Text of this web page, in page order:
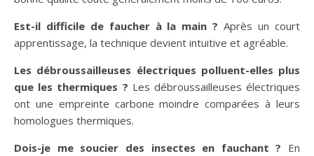
Est-il difficile de faucher à la main ? Après un court
apprentissage, la technique devient intuitive et agréable.
Les débroussailleuses électriques polluent-elles plus
que les thermiques ? Les débroussailleuses électriques
ont une empreinte carbone moindre comparées à leurs
homologues thermiques.
Dois-je me soucier des insectes en fauchant ? En